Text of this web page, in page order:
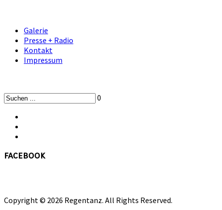
Galerie
Presse + Radio
Kontakt
Impressum
0
facebook
Copyright © 2026 Regentanz. All Rights Reserved.